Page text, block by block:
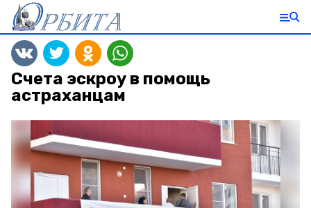
Счета эскроу в помощь
астраханцам